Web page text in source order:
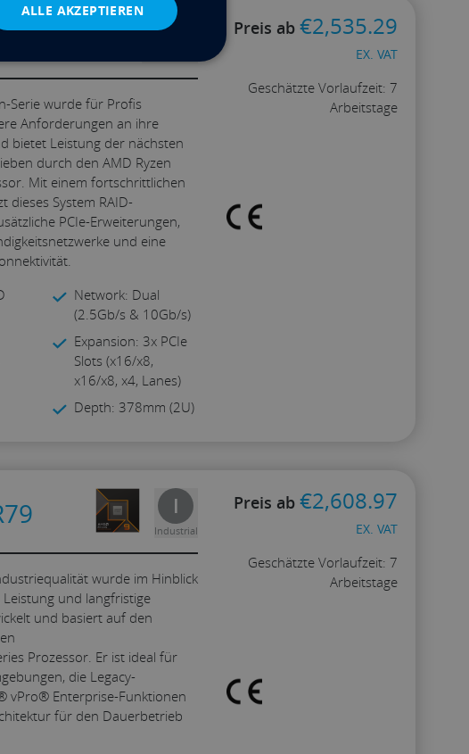
W
Serie wurde für Profis
Anforderungen an ihre
bietet Leistung der nächsten
durch den AMD Ryzen
Mit einem fortschrittlichen
dieses System RAID-
PCIe-Erweiterungen,
und eine
Network: Dual
(2.5Gb/s & 10Gb/s)
Expansion: 3x PCIe
Slots (x16/x8,
x16/x8, x4, Lanes)
Depth: 378mm (2U)
Preis ab €2,535.29
EX. VAT
Geschätzte Vorlaufzeit: 7
Arbeitstage
I
Industrial
wurde im Hinblick
und langfristige
und basiert auf den
Prozessor. Er ist ideal für
die Legacy-
vPro® Enterprise-Funktionen
für den Dauerbetrieb
Preis ab €2,608.97
EX. VAT
Geschätzte Vorlaufzeit: 7
Arbeitstage
ALLE AKZEPTIEREN